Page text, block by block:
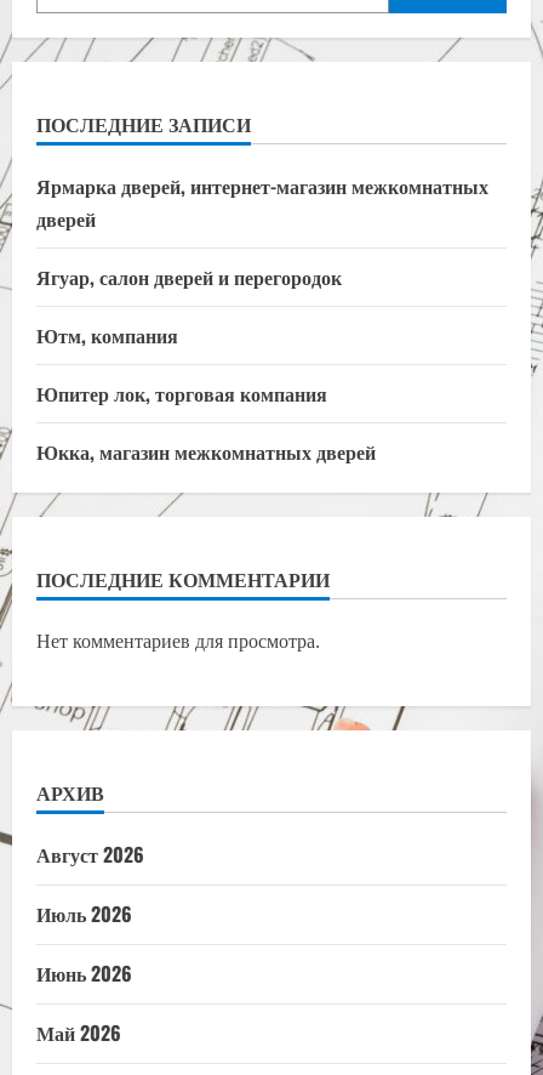
ПОСЛЕДНИЕ ЗАПИСИ
Ярмарка дверей, интернет-магазин межкомнатных
дверей
Ягуар, салон дверей и перегородок
Ютм, компания
Юпитер лок, торговая компания
Юкка, магазин межкомнатных дверей
ПОСЛЕДНИЕ КОММЕНТАРИИ
Нет комментариев для просмотра.
АРХИВ
Август 2026
Июль 2026
Июнь 2026
Май 2026